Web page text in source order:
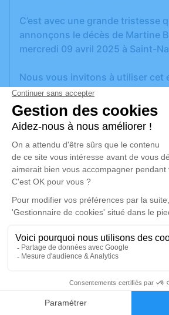
Faire-part
C’est avec une grande tristesse
annonçons le décès de Martine
mercredi 09 avril 2025 à Saint-
Nous vous invitons à utiliser cet
laisser vos condoléances,
souvenirs, une anecdote ou
pensées à travers des poèmes
endroit est un lieu d'expression
mémoire de Martine BIZIEN.
Un service de plantation d’arbre
disponible ici
Cérémonie civile
Crématorium de Saint-
Route de la Fontaine Tuaud